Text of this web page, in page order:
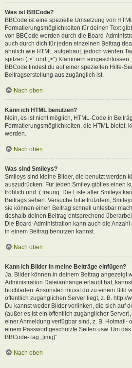
Was ist BBCode?
BBCode ist eine spezielle Umsetzung von
Formatierungsmöglichkeiten für deinen Text
von BBCode werden durch die Board-
auch durch dich für jeden einzelnen Beitrag
ähnlich wie HTML aufgebaut, jedoch werden
spitzen („<“ und „>“) Klammern
BBCode findest du auf einer speziellen Hilfe-
Beitragserstellung aus zugänglich ist.
Nach oben
Kann ich HTML benutzen?
Nein, es ist nicht möglich, HTML-Code in
Formatierungsmöglichkeiten, die HTML bietet,
werden.
Nach oben
Was sind Smileys?
Smileys sind kleine Bilder, die benutzt werden
auszudrücken. Für jeden Smiley gibt es einen
fröhlich und :( traurig. Die Liste aller Smileys
Beitrags sehen. Versuche bitte trotzdem,
sie können einen Beitrag schnell unlesbar
deshalb deinen Beitrag entsprechend
Die Board-Administration kann auch die
in einem Beitrag benutzen kannst.
Nach oben
Kann ich Bilder in meine Beiträge einfügen?
Ja, Bilder können in deinem Beitrag angezeigt
Administration Dateianhänge erlaubt hat,
hochladen. Ansonsten musst du zu einem Bild
öffentlich zugänglichen Server liegt, z. B. http://
Du kannst weder Bilder verlinken, die sich auf
(außer es ist ein öffentlich zugänglicher
einer Anmeldung verfügbar sind, z. B. Hotmail-
einem Passwort geschützte Seiten usw. Um
BBCode-Tag „[img]“.
Nach oben